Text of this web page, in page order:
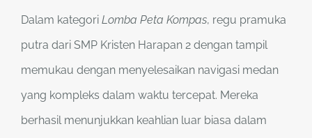
Dalam kategori Lomba Peta Kompas, regu pramuka
putra dari SMP Kristen Harapan 2 dengan tampil
memukau dengan menyelesaikan navigasi medan
yang kompleks dalam waktu tercepat. Mereka
berhasil menunjukkan keahlian luar biasa dalam